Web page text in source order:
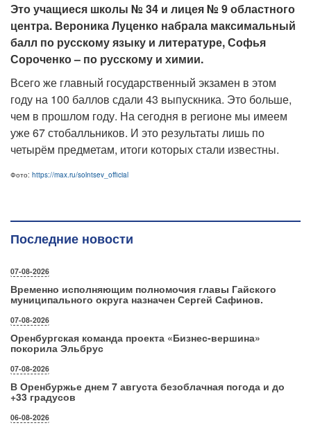
Это учащиеся школы № 34 и лицея № 9 областного
центра. Вероника Луценко набрала максимальный
балл по русскому языку и литературе, Софья
Сороченко – по русскому и химии.
Всего же главный государственный экзамен в этом
году на 100 баллов сдали 43 выпускника. Это больше,
чем в прошлом году. На сегодня в регионе мы имеем
уже 67 стобалльников. И это результаты лишь по
четырём предметам, итоги которых стали известны.
Фото: https://max.ru/solntsev_official
Последние новости
07-08-2026
Временно исполняющим полномочия главы Гайского
муниципального округа назначен Сергей Сафинов.
07-08-2026
Оренбургская команда проекта «Бизнес‑вершина»
покорила Эльбрус
07-08-2026
В Оренбуржье днем 7 августа безоблачная погода и до
+33 градусов
06-08-2026